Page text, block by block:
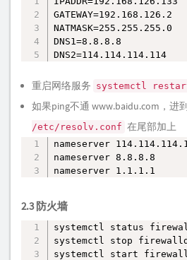
GATEWAY=192.168.126.2
NATMASK=255.255.255.0
DNS1=8.8.8.8
DNS2=114.114.114.114
重启网络服务 systemctl
如果ping不通 www.baidu.com，进
/etc/resolv.conf 在尾部加上
nameserver
nameserver 8.8.8.8
nameserver 1.1.1.1
2.3 防火墙
systemctl status
systemctl stop firewalld
systemctl start